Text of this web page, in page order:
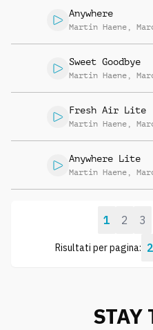
Anywhere
Martin Haene ,
Sweet Goodbye
Martin Haene ,
Fresh Air Lite
Martin Haene ,
Anywhere Lite
Martin Haene ,
Risultati per pagina:
1 2 3
STAY